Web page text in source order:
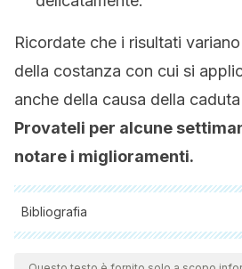
Ricordate che i risultati
della costanza con cui si
anche della causa della
Provateli per alcune
notare i miglioramenti.
Bibliografia
Tutte le fonti citate sono state
team per garantirne la qualità,